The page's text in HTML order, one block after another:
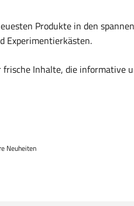
Produkte in den
Experimentierkästen.
frische Inhalte, die informative
Neuheiten